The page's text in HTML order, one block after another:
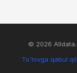
© 2026
To'lovga qabul